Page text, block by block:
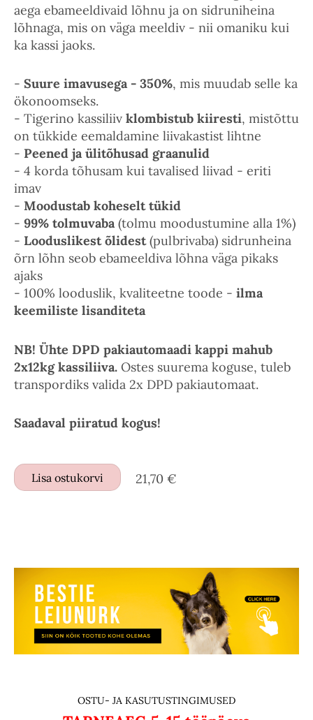
aega ebameeldivaid lõhnu ja on sidruniheina
lõhnaga, mis on väga meeldiv - nii omaniku kui
ka kassi jaoks.
- Suure imavusega - 350%, mis muudab selle ka
ökonoomseks.
- Tigerino kassiliiv klombistub kiiresti, mistõttu
on tükkide eemaldamine liivakastist lihtne
- Peened ja ülitõhusad graanulid
- 4 korda tõhusam kui tavalised liivad - eriti
imav
- Moodustab koheselt tükid
- 99% tolmuvaba(tolmu moodustumine alla 1%)
- Looduslikest õlidest(pulbrivaba) sidrunheina
õrn lõhn seob ebameeldiva lõhna väga pikaks
ajaks
- 100% looduslik, kvaliteetne toode - ilma
keemiliste lisanditeta
NB! Ühte DPD pakiautomaadi kappi mahub
2x12kg kassiliiva. Ostes suurema koguse, tuleb
transpordiks valida 2x DPD pakiautomaat.
Saadaval piiratud kogus!
Lisa ostukorvi 21,70 €
OSTU- JA KASUTUSTINGIMUSED